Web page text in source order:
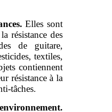
Elles sont
résistance des
de guitare,
textiles,
contiennent
résistance à la